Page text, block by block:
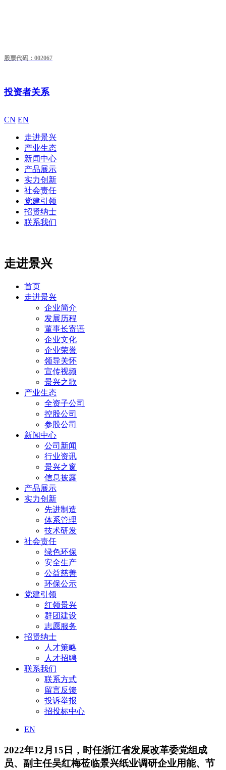
股票代码：002067
投资者关系
CN EN
走进景兴
产业生态
新闻中心
产品展示
实力创新
社会责任
党建引领
招贤纳士
联系我们
走进景兴
首页
走进景兴
企业简介
发展历程
董事长寄语
企业文化
企业荣誉
领导关怀
宣传视频
景兴之歌
产业生态
全资子公司
控股公司
参股公司
新闻中心
公司新闻
行业资讯
景兴之窗
信息披露
产品展示
实力创新
先进制造
体系管理
技术研发
社会责任
绿色环保
安全生产
公益慈善
环保公示
党建引领
红领景兴
群团建设
志愿服务
招贤纳士
人才策略
人才招聘
联系我们
联系方式
留言反馈
投诉举报
招投标中心
EN
2022年12月15日，时任浙江省发展改革委党组成
员、副主任吴红梅莅临景兴纸业调研企业用能、节